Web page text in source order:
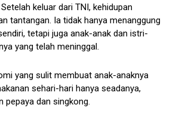
keluar dari TNI, kehidupan
tantangan. Ia tidak hanya menanggung
tetapi juga anak-anak dan istri-
yang telah meninggal.
yang sulit membuat anak-anaknya
sehari-hari hanya seadanya,
pepaya dan singkong.